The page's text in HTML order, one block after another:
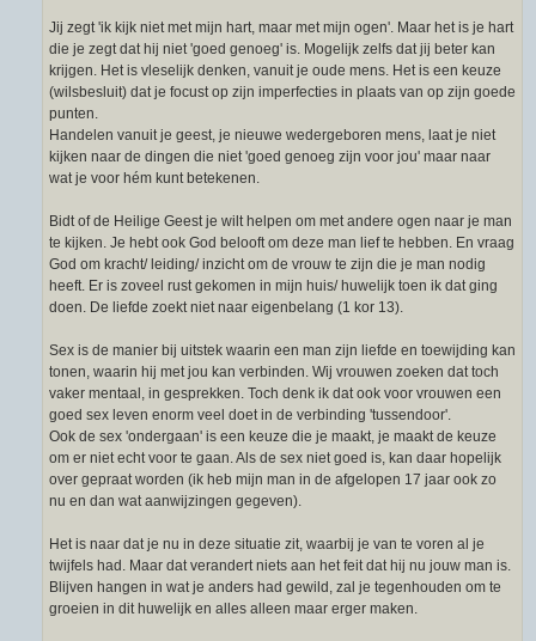
Jij zegt 'ik kijk niet met mijn hart, maar met mijn ogen'. Maar het is je hart
die je zegt dat hij niet 'goed genoeg' is. Mogelijk zelfs dat jij beter kan
krijgen. Het is vleselijk denken, vanuit je oude mens. Het is een keuze
(wilsbesluit) dat je focust op zijn imperfecties in plaats van op zijn goede
punten.
Handelen vanuit je geest, je nieuwe wedergeboren mens, laat je niet
kijken naar de dingen die niet 'goed genoeg zijn voor jou' maar naar
wat je voor hém kunt betekenen.
Bidt of de Heilige Geest je wilt helpen om met andere ogen naar je man
te kijken. Je hebt ook God belooft om deze man lief te hebben. En vraag
God om kracht/ leiding/ inzicht om de vrouw te zijn die je man nodig
heeft. Er is zoveel rust gekomen in mijn huis/ huwelijk toen ik dat ging
doen. De liefde zoekt niet naar eigenbelang (1 kor 13).
Sex is de manier bij uitstek waarin een man zijn liefde en toewijding kan
tonen, waarin hij met jou kan verbinden. Wij vrouwen zoeken dat toch
vaker mentaal, in gesprekken. Toch denk ik dat ook voor vrouwen een
goed sex leven enorm veel doet in de verbinding 'tussendoor'.
Ook de sex 'ondergaan' is een keuze die je maakt, je maakt de keuze
om er niet echt voor te gaan. Als de sex niet goed is, kan daar hopelijk
over gepraat worden (ik heb mijn man in de afgelopen 17 jaar ook zo
nu en dan wat aanwijzingen gegeven).
Het is naar dat je nu in deze situatie zit, waarbij je van te voren al je
twijfels had. Maar dat verandert niets aan het feit dat hij nu jouw man is.
Blijven hangen in wat je anders had gewild, zal je tegenhouden om te
groeien in dit huwelijk en alles alleen maar erger maken.